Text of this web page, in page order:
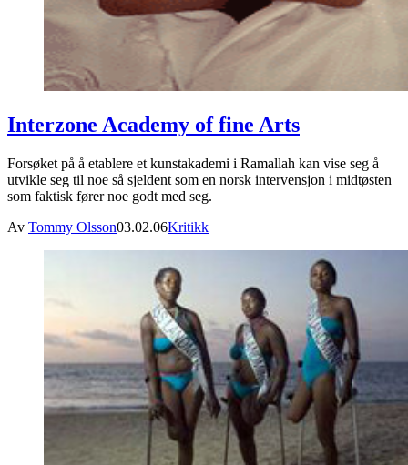
Interzone Academy of fine Arts
Forsøket på å etablere et kunstakademi i Ramallah kan vise seg å
utvikle seg til noe så sjeldent som en norsk intervensjon i midtøsten
som faktisk fører noe godt med seg.
Av Tommy Olsson03.02.06Kritikk